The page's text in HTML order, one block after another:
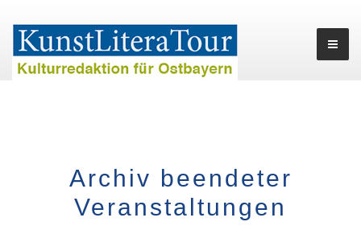
Archiv beendeter
Veranstaltungen